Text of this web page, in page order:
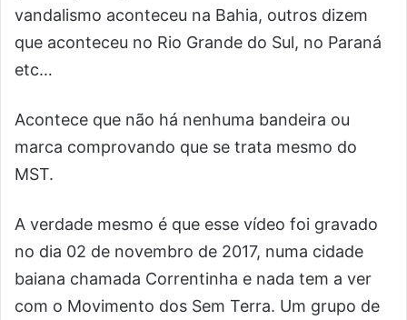
vandalismo aconteceu na Bahia, outros dizem
que aconteceu no Rio Grande do Sul, no Paraná
etc…
Acontece que não há nenhuma bandeira ou
marca comprovando que se trata mesmo do
MST.
A verdade mesmo é que esse vídeo foi gravado
no dia 02 de novembro de 2017, numa cidade
baiana chamada Correntinha e nada tem a ver
com o Movimento dos Sem Terra. Um grupo de